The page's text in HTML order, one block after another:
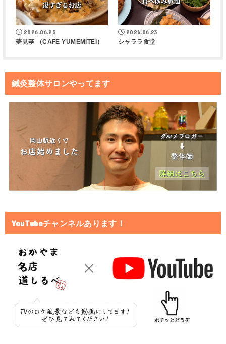
2026.06.25
夢見亭 （CAFE YUMEMITEI）
2026.06.23
シャララ食堂
鍼灸整体サロンやってます
YouTubeチャンネルあります！